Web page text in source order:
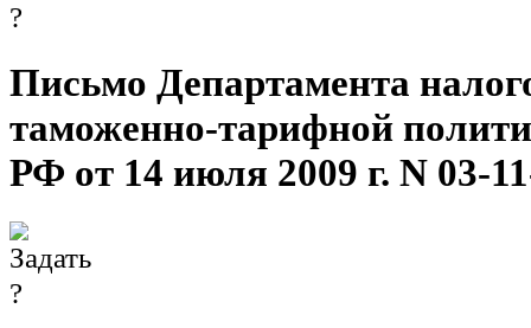
Письмо Департамента
таможенно-тарифной
РФ от 14 июля 2009 г. N 03-